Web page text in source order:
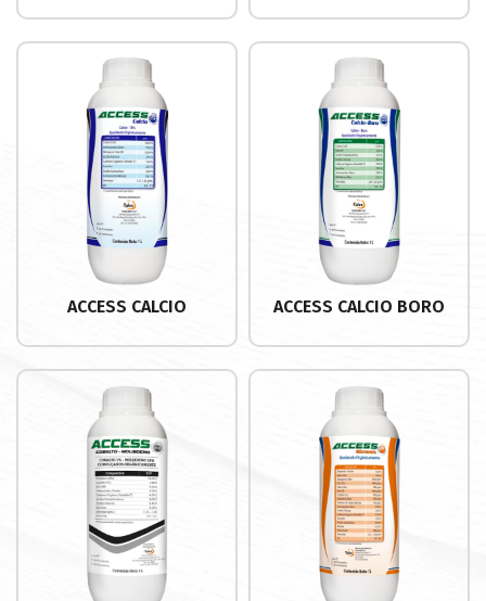
ACCESS CALCIO ACCESS CALCIO BORO